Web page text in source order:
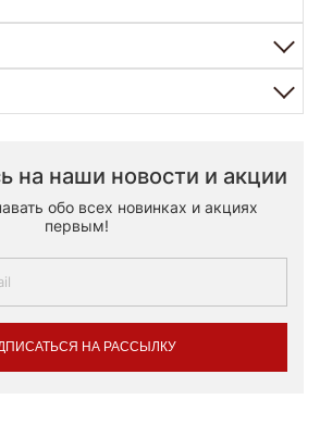
на наши новости и акции
обо всех новинках и акциях
первым!
НА РАССЫЛКУ